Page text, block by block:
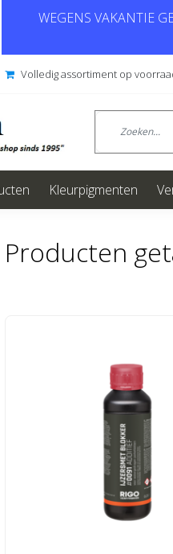
WEGENS VAKANTIE
Volledig assortiment op
Kleurpigmenten
Producten